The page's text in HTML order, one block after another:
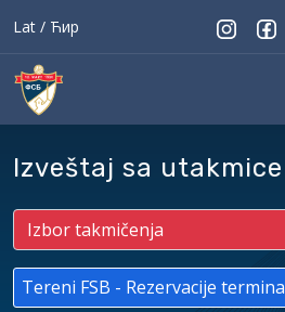
Lat / Ћир
Izveštaj sa utakmice
Tereni FSB - Rezervacije termina